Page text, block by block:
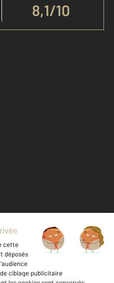
8,1/10
Barèmes d'honoraires
des cookies